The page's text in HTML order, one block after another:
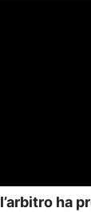
l’arbitro ha